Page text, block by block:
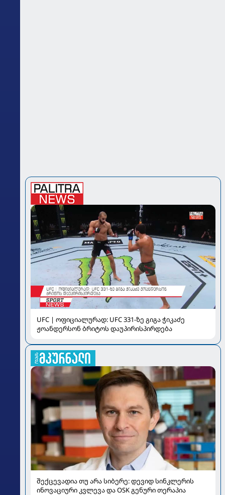
UFC | ოფიციალურად: UFC 331-ზე გიგა ჭიკაძე
ჟოანდერსონ ბრიტოს დაუპირისპირდება
შექცევადია თუ არა სიბერე: დევიდ სინკლერის
ინოვაციური კვლევა და OSK გენური თერაპია